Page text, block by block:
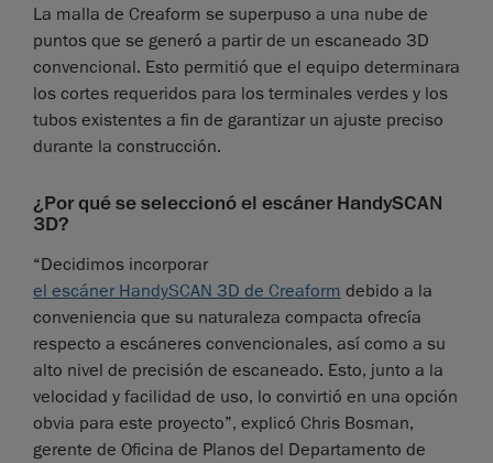
La malla de Creaform se superpuso a una nube de
puntos que se generó a partir de un escaneado 3D
convencional. Esto permitió que el equipo determinara
los cortes requeridos para los terminales verdes y los
tubos existentes a fin de garantizar un ajuste preciso
durante la construcción.
¿Por qué se seleccionó el escáner HandySCAN
3D?
“Decidimos incorporar
el escáner HandySCAN 3D de Creaform debido a la
conveniencia que su naturaleza compacta ofrecía
respecto a escáneres convencionales, así como a su
alto nivel de precisión de escaneado. Esto, junto a la
velocidad y facilidad de uso, lo convirtió en una opción
obvia para este proyecto”, explicó Chris Bosman,
gerente de Oficina de Planos del Departamento de